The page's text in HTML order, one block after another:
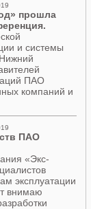
прошла
и системы
ПАО
компаний и
ПАО
«Экс-
эксплуатации
внимаю